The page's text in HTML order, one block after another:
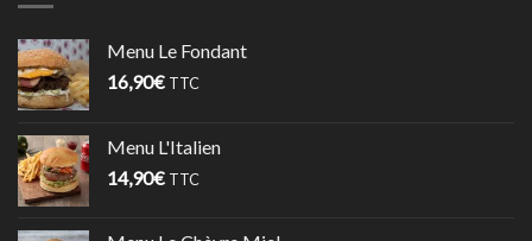
Menu Le Fondant
16,90€ TTC
Menu L'Italien
14,90€ TTC